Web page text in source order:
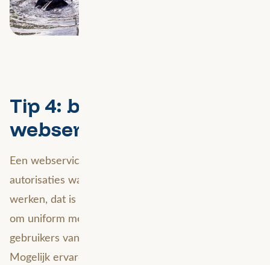
Tip 4: bouw een goede
webservice in ArcGIS
Een webservice in
autorisaties waarmee je interne stakeholders gaan
werken, dat is wat mij betreft de ultieme oplossing
om uniform met je data te gaan werken. Laat de
gebruikers van de data via deze webservice werken.
Mogelijk ervaren ze dit zelf als een beperking,